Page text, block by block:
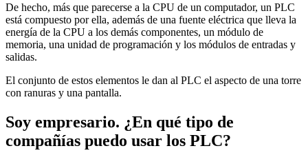
De hecho, más que parecerse a la CPU de un computador, un PLC
está compuesto por ella, además de una fuente eléctrica que lleva la
energía de la CPU a los demás componentes, un módulo de
memoria, una unidad de programación y los módulos de entradas y
salidas.
El conjunto de estos elementos le dan al PLC el aspecto de una torre
con ranuras y una pantalla.
Soy empresario. ¿En qué tipo de
compañías puedo usar los PLC?